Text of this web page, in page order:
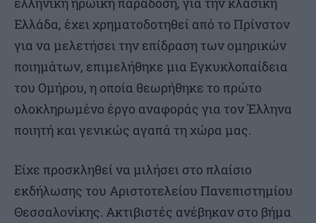
Ελλάδα, έχει χρηματοδοτηθεί από το Πρίνστον
για να μελετήσει την επίδραση των ομηρικών
ποιημάτων, επιμελήθηκε μια Εγκυκλοπαίδεια
του Ομήρου, η οποία θεωρήθηκε το πρώτο
ολοκληρωμένο έργο αναφοράς για τον Έλληνα
ποιητή και γενικώς αγαπά τη χώρα μας.
Είχε προσκληθεί να μιλήσει στο πλαίσιο
εκδήλωσης του Αριστοτελείου Πανεπιστημίου
Θεσσαλονίκης. Ακτιβιστές ανέβηκαν στο βήμα